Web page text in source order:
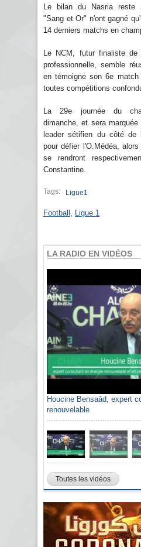
Le bilan du Nasria reste
"Sang et Or" n'ont gagné
14 derniers matchs en
Le NCM, futur finaliste
professionnelle, semble
en témoigne son 6e match
toutes compétitions
La 29e journée du
dimanche, et sera
leader sétifien du côté de
pour défier l'O.Médéa,
se rendront
Constantine.
Tags: Ligue1
Football Ligue 1
LA RADIO EN VIDÉOS
Houcine Bensaâd, expert
renouvelable
Toutes les vidéos